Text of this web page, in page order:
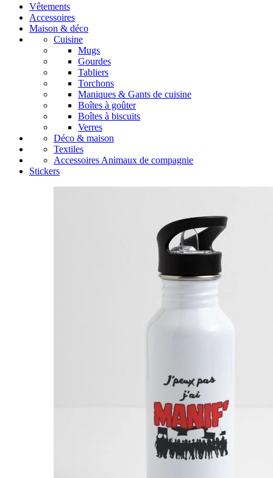
Vêtements
Accessoires
Maison & déco
Cuisine
Mugs
Gourdes
Tabliers
Torchons
Maniques & Gants de cuisine
Boîtes à goûter
Boîtes à biscuits
Verres
Déco & maison
Textiles
Accessoires Animaux de compagnie
Stickers